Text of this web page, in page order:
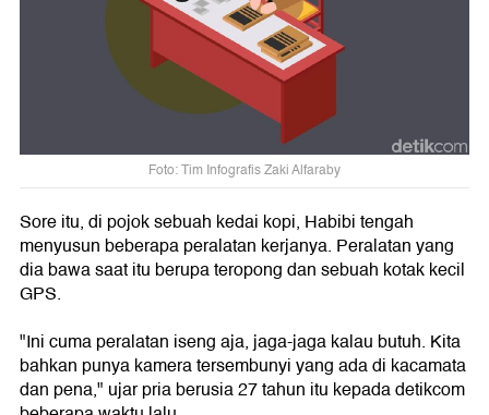
Foto: Tim Infografis Zaki Alfaraby
Sore itu, di pojok sebuah kedai kopi, Habibi tengah
menyusun beberapa peralatan kerjanya. Peralatan yang
dia bawa saat itu berupa teropong dan sebuah kotak kecil
GPS.
"Ini cuma peralatan iseng aja, jaga-jaga kalau butuh. Kita
bahkan punya kamera tersembunyi yang ada di kacamata
dan pena," ujar pria berusia 27 tahun itu kepada detikcom